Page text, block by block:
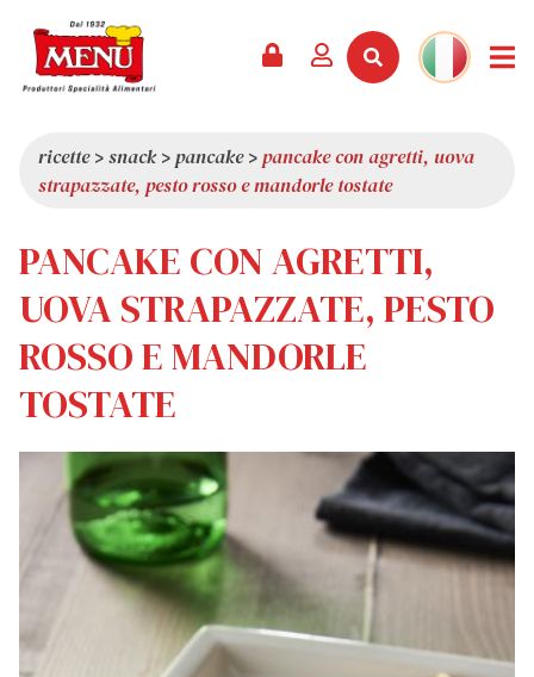
CATALOGO
SERVIZI
ULTIME NOVITÀ
PREMI
RASSEGNA STAMPA
CHI SIAMO
QUALITÀ
VALORI
CURIOSITÀ
SHOWROOM
LAVORA CON NOI
ricette>snack>pancake>pancake con agretti, uova
strapazzate, pesto rosso e mandorle tostate
PANCAKE CON AGRETTI,
UOVA STRAPAZZATE, PESTO
ROSSO E MANDORLE
TOSTATE